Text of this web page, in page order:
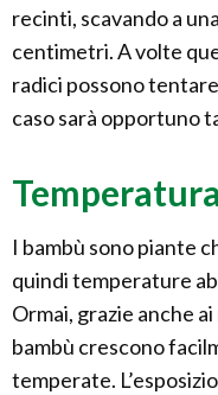
recinti, scavando a
centimetri. A volte
radici possono
caso sarà opportuno
I bambù sono piante
quindi temperature
Ormai, grazie anche
bambù crescono
temperate.